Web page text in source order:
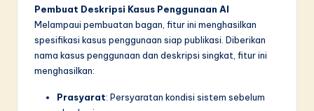
Pembuat Deskripsi Kasus Penggunaan AI
Melampaui pembuatan bagan, fitur ini menghasilkan
spesifikasi kasus penggunaan siap publikasi. Diberikan
nama kasus penggunaan dan deskripsi singkat, fitur ini
menghasilkan:
Prasyarat: Persyaratan kondisi sistem sebelum